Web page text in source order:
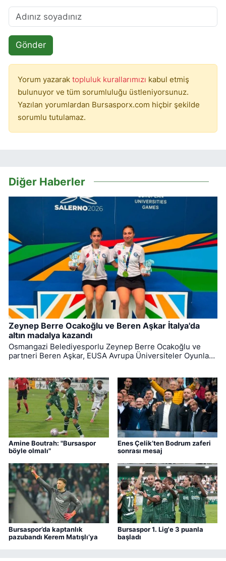
Gönder
Yorum yazarak topluluk kurallarımızı kabul etmiş
bulunuyor ve tüm sorumluluğu üstleniyorsunuz.
Yazılan yorumlardan Bursasporx.com hiçbir şekilde
sorumlu tutulamaz.
Diğer Haberler
Zeynep Berre Ocakoğlu ve Beren Aşkar İtalya'da
altın madalya kazandı
Osmangazi Belediyesporlu Zeynep Berre Ocakoğlu ve
partneri Beren Aşkar, EUSA Avrupa Üniversiteler Oyunları
Amine Boutrah: "Bursaspor
böyle olmalı"
Enes Çelik’ten Bodrum zaferi
sonrası mesaj
Bursaspor’da kaptanlık
pazubandı Kerem Matışlı’ya
Bursaspor 1. Lig'e 3 puanla
başladı